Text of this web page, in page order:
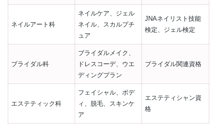
ネイルアート科
ネイルケア、ジェル
ネイル、スカルプチ
ュア
JNAネイリスト技能
検定、ジェル検定
ブライダル科
ブライダルメイク、
ドレスコーデ、ウエ
ディングプラン
ブライダル関連資格
エステティック科
フェイシャル、ボデ
ィ、脱毛、スキンケ
ア
エステティシャン資
格